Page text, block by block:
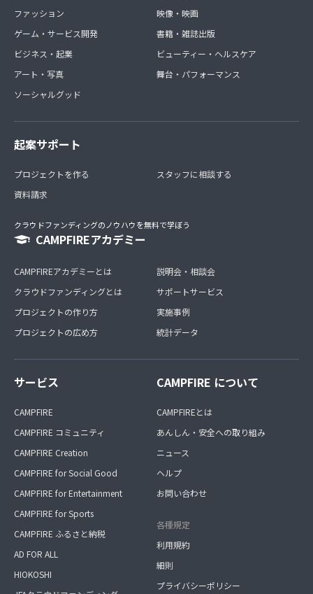
ファッション
ゲーム・サービス開発
ビジネス・起業
アート・写真
ソーシャルグッド
映像・映画
書籍・雑誌出版
ビューティー・ヘルスケア
舞台・パフォーマンス
起案サポート
プロジェクトを作る
資料請求
スタッフに相談する
クラウドファンディングのノウハウを無料で学ぼう
CAMPFIREアカデミー
CAMPFIREアカデミーとは
クラウドファンディングとは
プロジェクトの作り方
プロジェクトの広め方
説明会・相談会
サポートサービス
実施事例
統計データ
サービス
CAMPFIRE
CAMPFIRE コミュニティ
CAMPFIRE Creation
CAMPFIRE for Social Good
CAMPFIRE for Entertainment
CAMPFIRE for Sports
CAMPFIRE ふるさと納税
AD FOR ALL
HIOKOSHI
CAMPFIRE について
CAMPFIREとは
あんしん・安全への取り組み
ニュース
ヘルプ
お問い合わせ
各種規定
利用規約
細則
プライバシーポリシー